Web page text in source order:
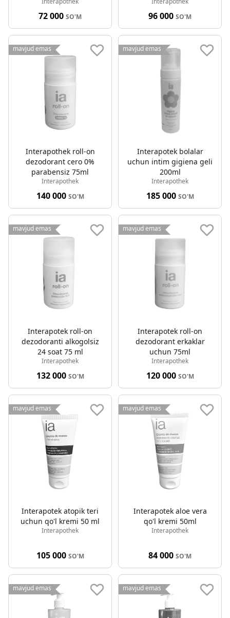
72 000 SO'M
ml
96 000 SO'M
mavjud emas
Interapothek roll-on
dezodorant cero 0%
parabensiz 75ml
Interapothek
140 000 SO'M
mavjud emas
Interapotek bolalar
uchun intim gigiena geli
200ml
Interapothek
185 000 SO'M
mavjud emas
Interapotek roll-on
dezodoranti alkogolsiz
24 soat 75 ml
Interapothek
132 000 SO'M
mavjud emas
Interapotek roll-on
dezodorant erkaklar
uchun 75ml
Interapothek
120 000 SO'M
mavjud emas
Interapotek atopik teri
uchun qo'l kremi 50 ml
Interapothek
105 000 SO'M
mavjud emas
Interapotek aloe vera
qo'l kremi 50ml
Interapothek
84 000 SO'M
mavjud emas mavjud emas